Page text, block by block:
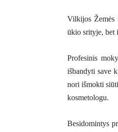
Vilkijos Žemės
ūkio srityje, bet
Profesinis
išbandyti save
nori išmokti
kosmetologu.
Besidomintys